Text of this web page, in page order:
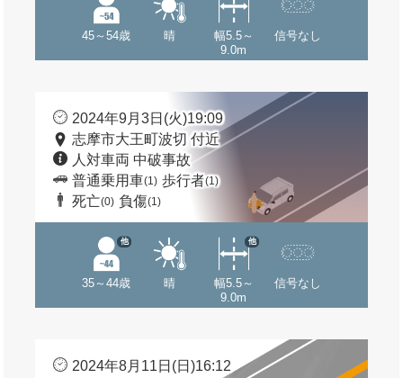
45～54歳 晴
幅5.5～
9.0m
信号なし
2024年9月3日(火)19:09
志摩市大王町波切 付近
人対車両 中破事故
普通乗用車(1) 歩行者(1)
死亡(0) 負傷(1)
35～44歳
他
晴
幅5.5～
9.0m
他
信号なし
2024年8月11日(日)16:12